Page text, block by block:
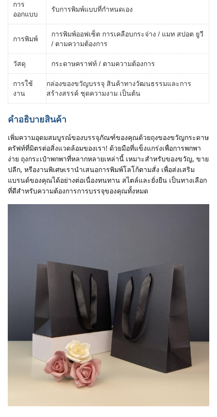
การ
ออกแบบ
รับการพิมพ์แบบที่กําหนดเอง
การพิมพ์
การพิมพ์ออฟเซ็ต การเคลือบกระจ่าง / แมท สปอต ยูวี
/ ตามความต้องการ
วัสดุ กระดาษคราฟท์ / ตามความต้องการ
การใช้
งาน
กล่องของขวัญบรรจุ สินค้าทางวัฒนธรรมและการ
สร้างสรรค์ ชุดความงาม เป็นต้น
คําอธิบายสินค้า
เพิ่มความอุดมสมบูรณ์ของบรรจุภัณฑ์ของคุณด้วยถุงของขวัญกระดาษ
ครัฟท์ที่มิตรต่อสิ่งแวดล้อมของเรา! ด้วยมือที่แข็งแกร่งเพื่อการพกพา
ง่าย ถุงกระเป๋าพกพาที่หลากหลายเหล่านี้ เหมาะสําหรับของขวัญ, ขาย
ปลีก, หรืองานพิเศษเรานําเสนอการพิมพ์โลโก้ตามสั่ง เพื่อส่งเสริม
แบรนด์ของคุณได้อย่างต่อเนื่องทนทาน สไตล์และยั่งยืน เป็นทางเลือก
ที่ดีสําหรับความต้องการการบรรจุของคุณทั้งหมด